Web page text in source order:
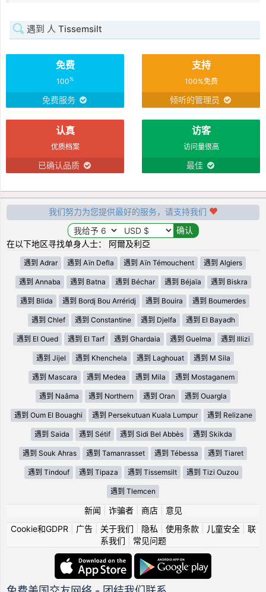
遇到 人 Tissemsilt
免费
100%
免费服务
支持
100%免费
倾听的管理员
认真
优质档案
已确认品质
访客
访问量很高
最佳
我们努力为您提供最好的服务，请支持我们
在以下地区寻找单身人士： 阿爾及利亞
遇到 Adrar 遇到 Aïn Defla 遇到 Aïn Témouchent 遇到 Algiers
遇到 Annaba 遇到 Batna 遇到 Béchar 遇到 Béjaïa 遇到 Biskra
遇到 Blida 遇到 Bordj Bou Arréridj 遇到 Bouira 遇到 Boumerdes
遇到 Chlef 遇到 Constantine 遇到 Djelfa 遇到 El Bayadh
遇到 El Oued 遇到 El Tarf 遇到 Ghardaia 遇到 Guelma 遇到 Illizi
遇到 Jijel 遇到 Khenchela 遇到 Laghouat 遇到 M Sila
遇到 Mascara 遇到 Medea 遇到 Mila 遇到 Mostaganem
遇到 Naâma 遇到 Northern 遇到 Oran 遇到 Ouargla
遇到 Oum El Bouaghi 遇到 Persekutuan Kuala Lumpur 遇到 Relizane
遇到 Saida 遇到 Sétif 遇到 Sidi Bel Abbès 遇到 Skikda
遇到 Souk Ahras 遇到 Tamanrasset 遇到 Tébessa 遇到 Tiaret
遇到 Tindouf 遇到 Tipaza 遇到 Tissemsilt 遇到 Tizi Ouzou
遇到 Tlemcen
新闻 诈骗者| 商店| 意见
Cookie和GDPR
广告| 关于我们 隐私 使用条款| 儿童安全| 联
系我们
常见问题